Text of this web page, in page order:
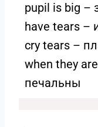
pupil is big –
have tears –
cry tears –
when they
печальны